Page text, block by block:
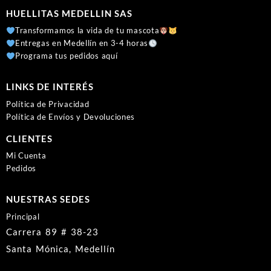
HUELLITAS MEDELLIN SAS
Transformamos la vida de tu mascota
Entregas en Medellín en 3-4 horas
Programa tus pedidos aquí
LINKS DE INTERÉS
Política de Privacidad
Política de Envíos y Devoluciones
CLIENTES
Mi Cuenta
Pedidos
NUESTRAS SEDES
Principal
Carrera 89 # 38-23
Santa Mónica, Medellín